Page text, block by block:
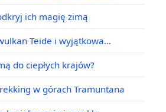
ich magię zimą
Teide i wyjątkowa…
do ciepłych krajów?
w górach Tramuntana